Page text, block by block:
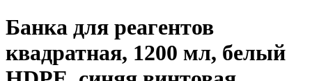
Банка для реагентов
квадратная, 1200 мл, белый